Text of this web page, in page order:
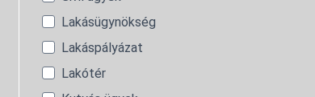
Lakásügynökség
Lakáspályázat
Lakótér